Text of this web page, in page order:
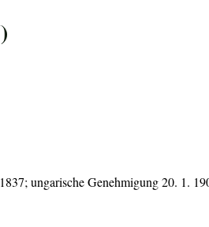
ungarische Genehmigung 20. 1.